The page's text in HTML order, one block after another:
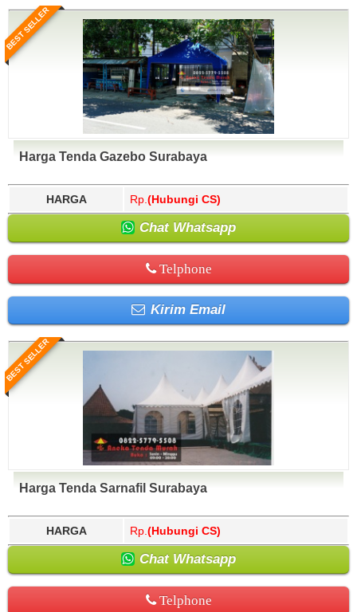
BEST SELLER
Harga Tenda Gazebo Surabaya
HARGA Rp. (Hubungi CS)
Chat Whatsapp
Telphone
Kirim Email
BEST SELLER
Harga Tenda Sarnafil Surabaya
HARGA Rp. (Hubungi CS)
Chat Whatsapp
Telphone